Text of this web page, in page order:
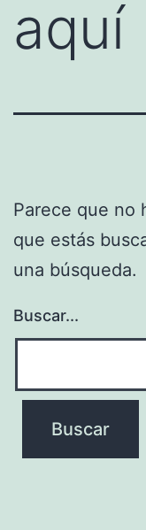
aquí
Parece que no
que estás
una búsqueda.
Buscar...